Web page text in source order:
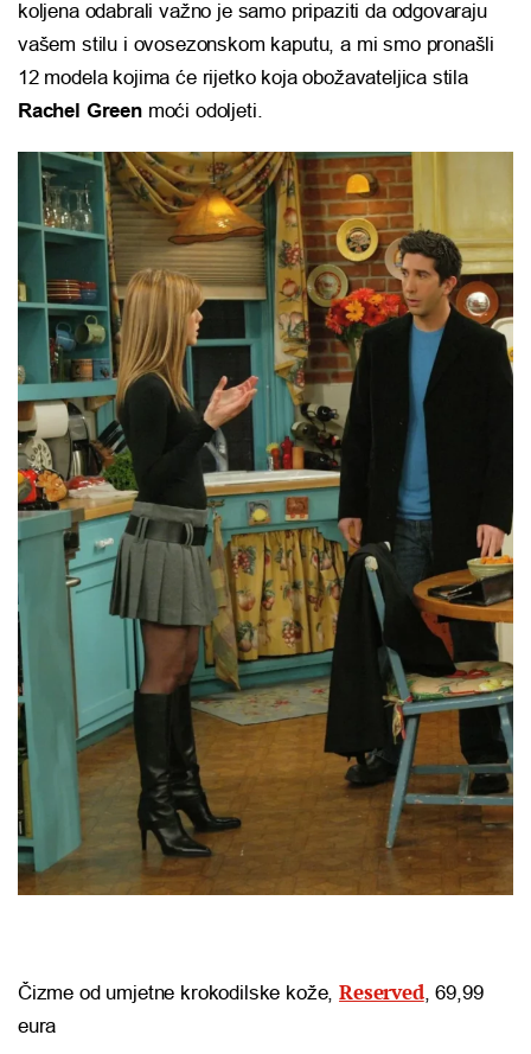
koljena odabrali važno je samo pripaziti da odgovaraju
vašem stilu i ovosezonskom kaputu, a mi smo pronašli
12 modela kojima će rijetko koja obožavateljica stila
Rachel Greenmoći odoljeti.
Čizme od umjetne krokodilske kože,Reserved, 69,99
eura